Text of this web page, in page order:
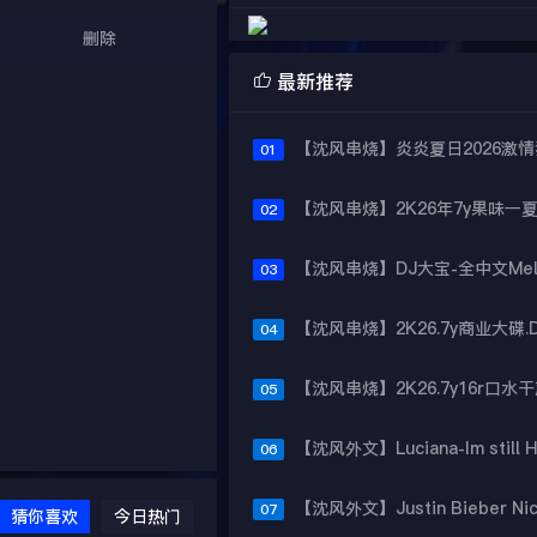
删除
猜你喜欢 今日热门
 最新推荐
01
02
03
04
05
06
07